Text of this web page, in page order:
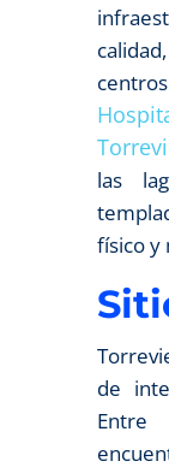
las
físico y
de
Entre